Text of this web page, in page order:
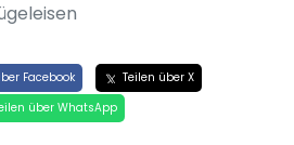
Facebook
Teilen über X
über WhatsApp